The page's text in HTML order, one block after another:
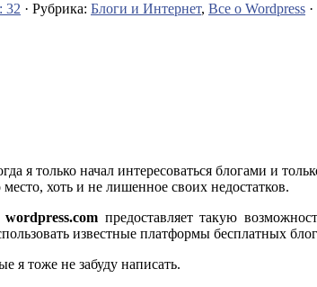
32 · Рубрика: Блоги и Интернет, Все о Wordpress
я только начал интересоваться блогами и
хоть и не лишенное своих недостатков.
wordpress.com предоставляет такую
известные платформы бесплатных
я тоже не забуду написать.